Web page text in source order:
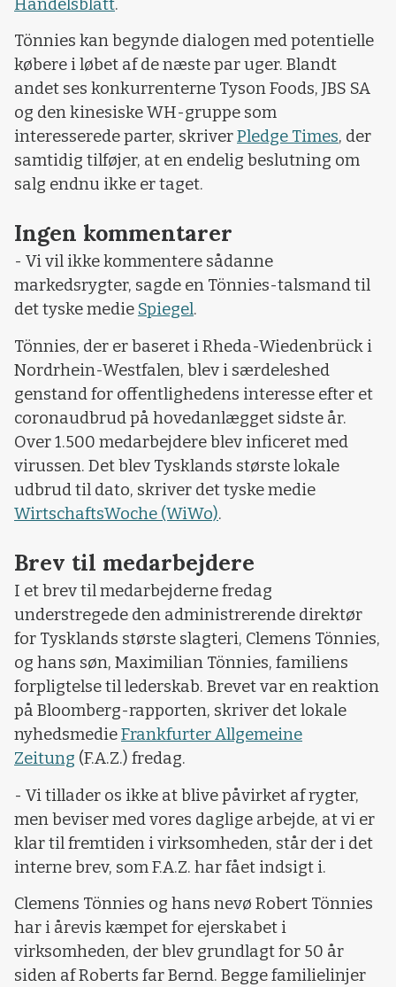
Handelsblatt.
Tönnies kan begynde dialogen med potentielle
købere i løbet af de næste par uger. Blandt
andet ses konkurrenterne Tyson Foods, JBS SA
og den kinesiske WH-gruppe som
interesserede parter, skriverPledge Times, der
samtidig tilføjer, at en endelig beslutning om
salg endnu ikke er taget.
Ingen kommentarer
- Vi vil ikke kommentere sådanne
markedsrygter, sagde en Tönnies-talsmand til
det tyske medie Spiegel.
Tönnies, der er baseret i Rheda-Wiedenbrück i
Nordrhein-Westfalen, blev i særdeleshed
genstand for offentlighedens interesse efter et
coronaudbrud på hovedanlægget sidste år.
Over 1.500 medarbejdere blev inficeret med
virussen. Det blev Tysklands største lokale
udbrud til dato, skriver det tyske medie
WirtschaftsWoche (WiWo).
Brev til medarbejdere
I et brev til medarbejderne fredag
understregede den administrerende direktør
for Tysklands største slagteri, Clemens Tönnies,
og hans søn, Maximilian Tönnies, familiens
forpligtelse til lederskab. Brevet var en reaktion
på Bloomberg-rapporten, skriver det lokale
nyhedsmedieFrankfurter Allgemeine
Zeitung (F.A.Z.) fredag.
- Vi tillader os ikke at blive påvirket af rygter,
men beviser med vores daglige arbejde, at vi er
klar til fremtiden i virksomheden, står der i det
interne brev, som F.A.Z. har fået indsigt i.
Clemens Tönnies og hans nevø Robert Tönnies
har i årevis kæmpet for ejerskabet i
virksomheden, der blev grundlagt for 50 år
siden af ​​Roberts far Bernd. Begge familielinjer